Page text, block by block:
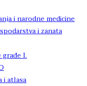
i narodne medicine
i zanata
I.
i atlasa